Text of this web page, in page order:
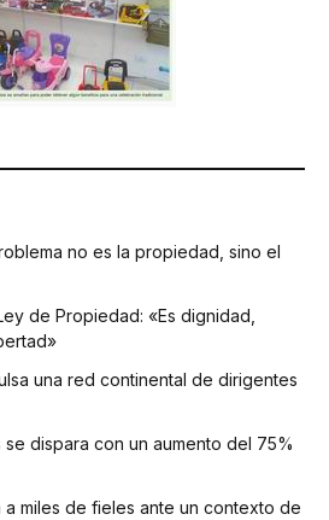
no es la propiedad, sino el
de Propiedad: «Es dignidad,
una red continental de dirigentes
se dispara con un aumento del 75%
miles de fieles ante un contexto de